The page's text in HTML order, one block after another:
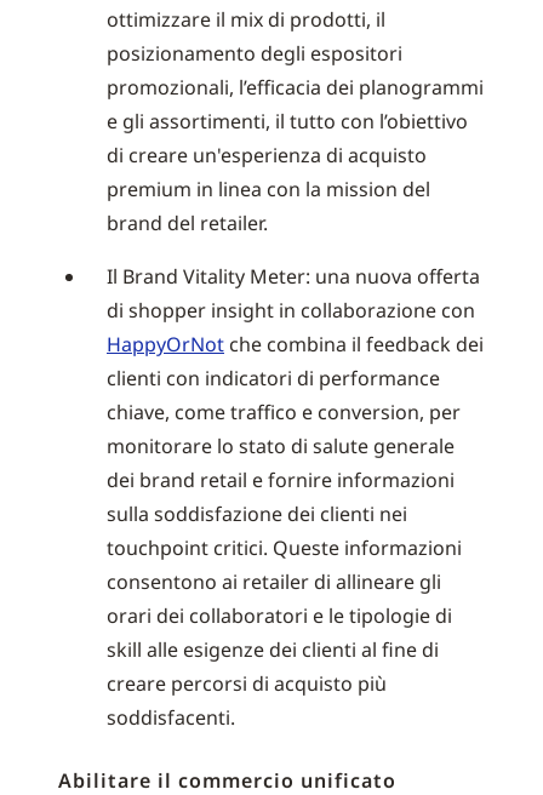
ottimizzare il mix di prodotti, il
posizionamento degli espositori
promozionali, l’efficacia dei planogrammi
e gli assortimenti, il tutto con l’obiettivo
di creare un'esperienza di acquisto
premium in linea con la mission del
brand del retailer.
Il Brand Vitality Meter: una nuova offerta
di shopper insight in collaborazione con
HappyOrNot che combina il feedback dei
clienti con indicatori di performance
chiave, come traffico e conversion, per
monitorare lo stato di salute generale
dei brand retail e fornire informazioni
sulla soddisfazione dei clienti nei
touchpoint critici. Queste informazioni
consentono ai retailer di allineare gli
orari dei collaboratori e le tipologie di
skill alle esigenze dei clienti al fine di
creare percorsi di acquisto più
soddisfacenti.
Abilitare il commercio unificato